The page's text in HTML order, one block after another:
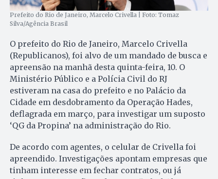
Prefeito do Rio de Janeiro, Marcelo Crivella | Foto: Tomaz
Silva/Agência Brasil
O prefeito do Rio de Janeiro, Marcelo Crivella
(Republicanos), foi alvo de um mandado de busca e
apreensão na manhã desta quinta-feira, 10. O
Ministério Público e a Polícia Civil do RJ
estiveram na casa do prefeito e no Palácio da
Cidade em desdobramento da Operação Hades,
deflagrada em março, para investigar um suposto
‘QG da Propina’ na administração do Rio.
De acordo com agentes, o celular de Crivella foi
apreendido. Investigações apontam empresas que
tinham interesse em fechar contratos, ou já